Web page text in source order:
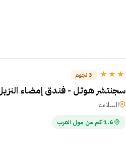
★★★ 3 نجوم
سجنتشر هوتل - فندق إمضاء
السلامة
1.6 كم من مول العرب